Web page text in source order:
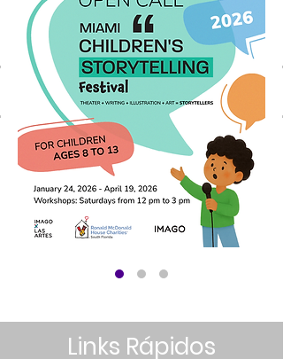
Links Rápidos